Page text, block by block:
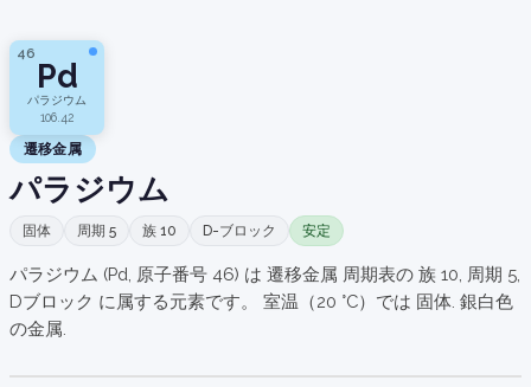
46
Pd
パラジウム
106.42
遷移金属
パラジウム
固体 周期 5 族 10 D-ブロック 安定
パラジウム (Pd, 原子番号 46) は 遷移金属 周期表の 族 10, 周期 5,
Dブロック に属する元素です。 室温（20 °C）では 固体. 銀白色
の金属.